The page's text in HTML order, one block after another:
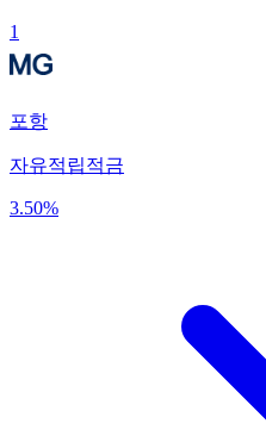
1
포항
자유적립적금
3.50%